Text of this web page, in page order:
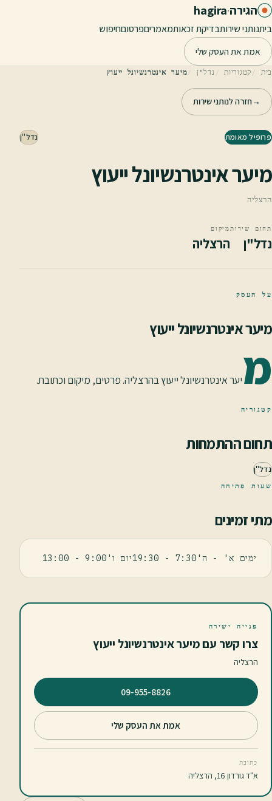
דלג לתוכן הראשי
הגירה·
hagira
ביתנותני שירותבדיקת זכאותמאמריםפרסוםחיפוש
אמת את העסק שלי
בית קטגוריות נדל"ן מיער אינטרנשיונל ייעוץ
→חזרה לנותני שירות
פרופיל מאומת נדל"ן
מיער אינטרנשיונל ייעוץ
הרצליה
תחום שירות
נדל"ן
מיקום
הרצליה
על העסק
מיער אינטרנשיונל ייעוץ
מיער אינטרנשיונל ייעוץ בהרצליה. פרטים, מיקום וכתובת.
קטגוריה
תחום ההתמחות
נדל"ן
שעות פתיחה
מתי זמינים
ימים א' - ה'7:30 - 19:30יום ו'9:00 - 13:00
פנייה ישירה
צרו קשר עם מיער אינטרנשיונל ייעוץ
הרצליה
⁦09-955-8826⁩
אמת את העסק שלי
כתובת
א"ד גורדון 16, הרצליה